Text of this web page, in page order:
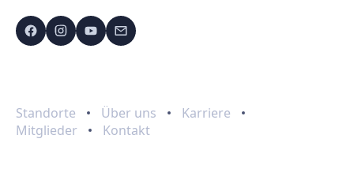
Standorte
Über uns
Karriere
Mitglieder
Kontakt